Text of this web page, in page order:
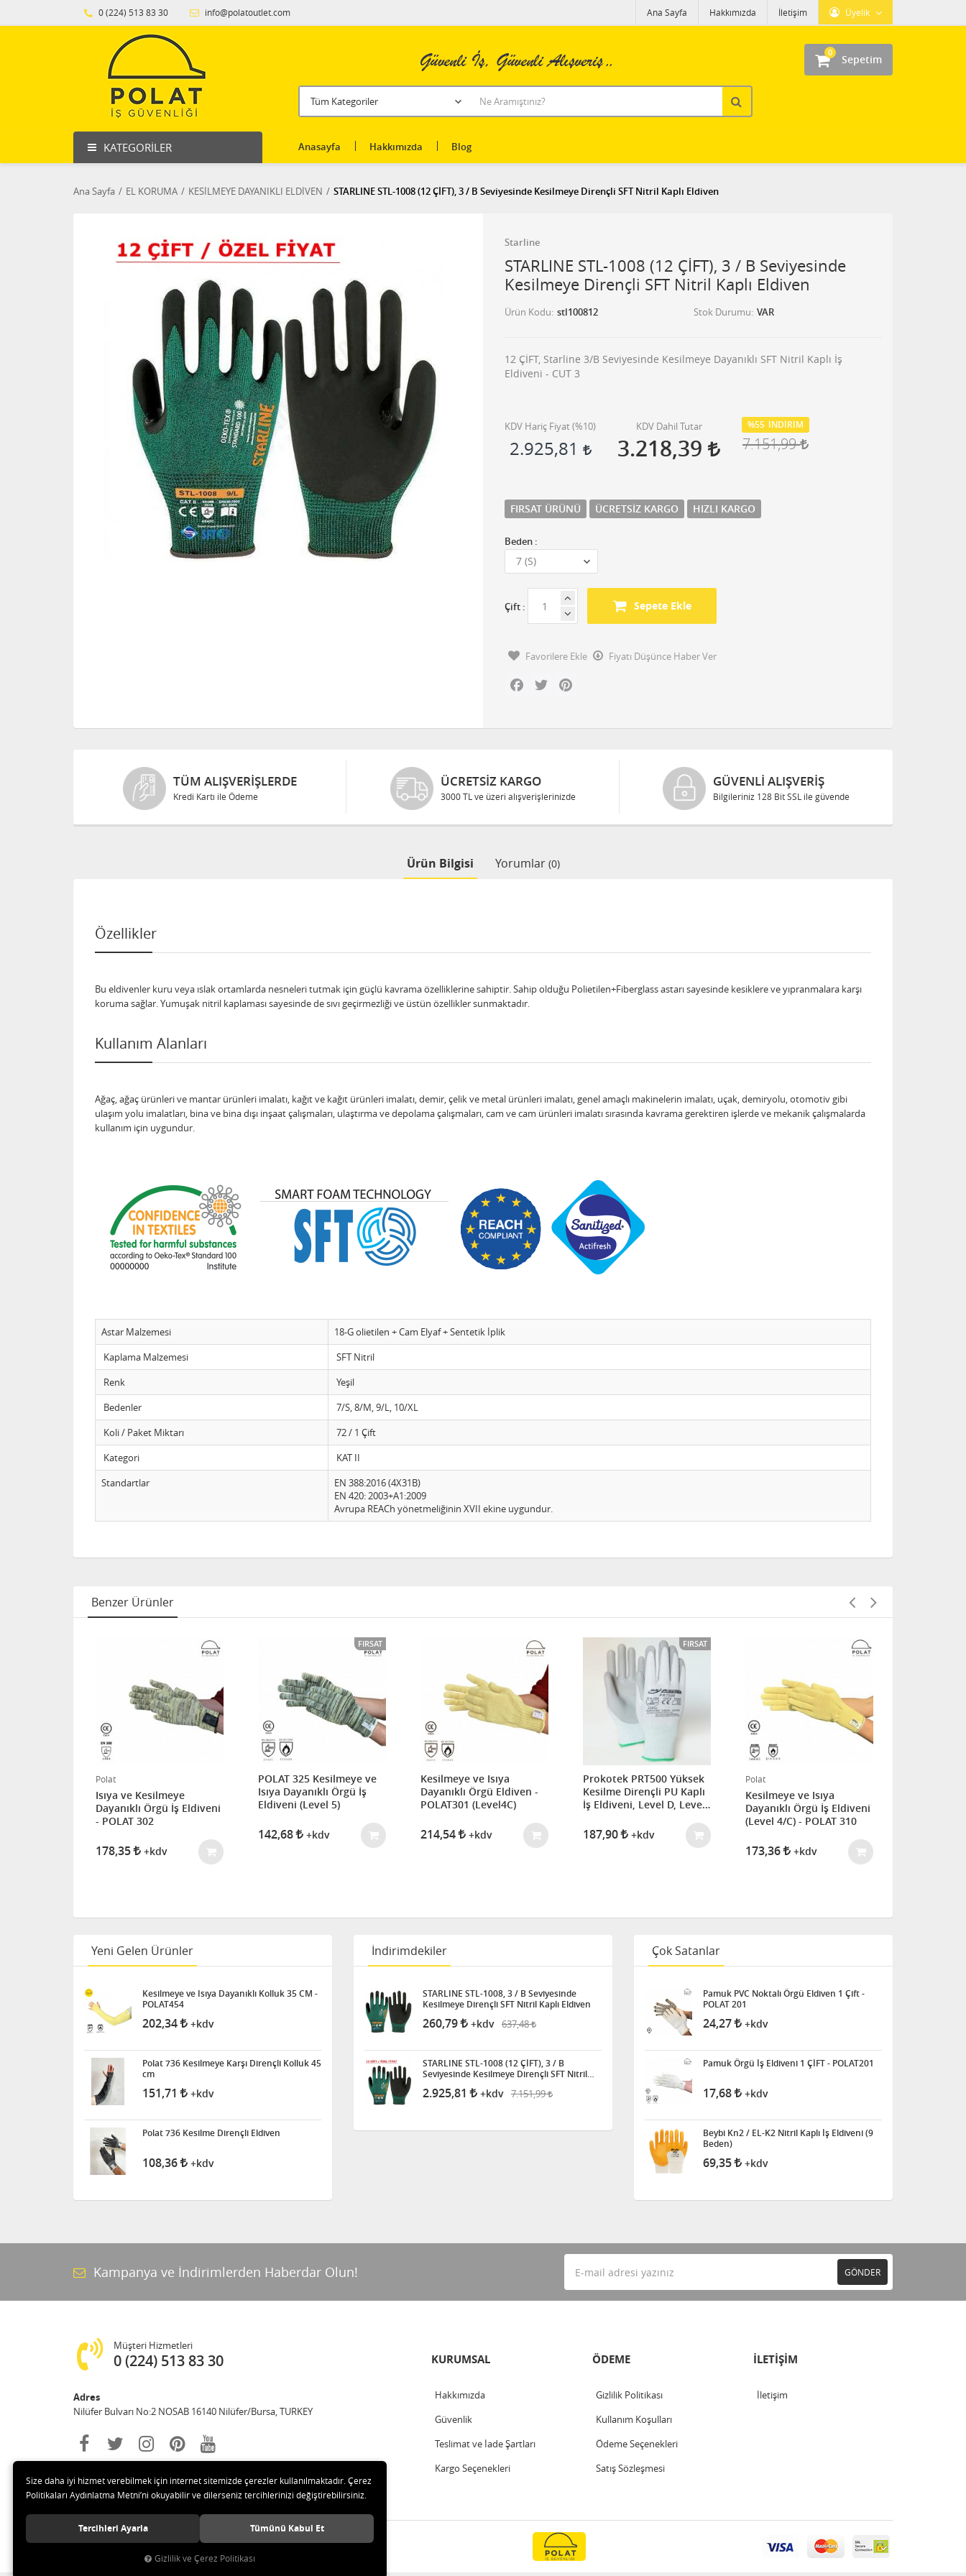
0 (224) 513 83 30 info@polatoutlet.com Üyelik
Ana Sayfa Hakkımızda İletişim
Sepetim
0
KATEGORILER Anasayfa Hakkımızda Blog
Ana Sayfa EL KORUMA KESİLMEYE DAYANIKLI ELDİVEN STARLINE STL-1008 (12 ÇİFT), 3 / B Seviyesinde Kesilmeye Dirençli SFT Nitril Kaplı Eldiven
Starline
STARLINE STL-1008 (12 ÇİFT), 3 / B Seviyesinde
Kesilmeye Dirençli SFT Nitril Kaplı Eldiven
Ürün Kodu stl100812 Stok Durumu VAR
12 ÇİFT, Starline 3/B Seviyesinde Kesilmeye Dayanıklı SFT Nitril Kaplı İş
Eldiveni - CUT 3
KDV Hariç Fiyat (%10)
2.925,81
KDV Dahil Tutar
3.218,39
%55 İNDIRIM
7.151,99
FIRSAT ÜRÜNÜ ÜCRETSIZ KARGO HIZLI KARGO
Beden :
Çift : Sepete Ekle
Favorilere Ekle
Fiyatı Düşünce Haber Ver
Facebook
Twitter
TÜM ALIŞVERIŞLERDE
Kredi Kartı ile Ödeme
ÜCRETSIZ KARGO
3000 TL ve üzeri alışverişlerinizde
GÜVENLI ALIŞVERIŞ
Bilgileriniz 128 Bit SSL ile güvende
Ürün Bilgisi Yorumlar (0)
Özellikler
Bu eldivenler kuru veya ıslak ortamlarda nesneleri tutmak için güçlü kavrama özelliklerine sahiptir. Sahip olduğu Polietilen+Fiberglass astarı sayesinde kesiklere ve yıpranmalara karşı
koruma sağlar. Yumuşak nitril kaplaması sayesinde de sıvı geçirmezliği ve üstün özellikler sunmaktadır.
Kullanım Alanları
Ağaç, ağaç ürünleri ve mantar ürünleri imalatı, kağıt ve kağıt ürünleri imalatı, demir, çelik ve metal ürünleri imalatı, genel amaçlı makinelerin imalatı, uçak, demiryolu, otomotiv gibi
ulaşım yolu imalatları, bina ve bina dışı inşaat çalışmaları, ulaştırma ve depolama çalışmaları, cam ve cam ürünleri imalatı sırasında kavrama gerektiren işlerde ve mekanik çalışmalarda
kullanım için uygundur.
Astar Malzemesi
18-G olietilen + Cam Elyaf + Sentetik İplik
Kaplama Malzemesi
SFT Nitril
Renk
Yeşil
Bedenler
7/S, 8/M, 9/L, 10/XL
Koli / Paket Miktarı
72 / 1 Çift
Kategori
KAT II
Standartlar
EN 388:2016 (4X31B)
EN 420: 2003+A1:2009
Avrupa REACh yönetmeliğinin XVII ekine uygundur.
Benzer Ürünler
Polat
Isıya ve Kesilmeye
Dayanıklı Örgü İş Eldiveni
- POLAT 302
178,35 +kdv
FIRSAT
POLAT 325 Kesilmeye ve
Isıya Dayanıklı Örgü İş
Eldiveni (Level 5)
142,68 +kdv
Kesilmeye ve Isıya
Dayanıklı Örgü Eldiven -
POLAT301 (Level4C)
214,54 +kdv
FIRSAT
Prokotek PRT500 Yüksek
Kesilme Dirençli PU Kaplı
İş Eldiveni, Level D, Level
187,90 +kdv
Polat
Kesilmeye ve Isıya
Dayanıklı Örgü İş Eldiveni
(Level 4/C) - POLAT 310
173,36 +kdv
Yeni Gelen Ürünler
Kesilmeye ve Isıya Dayanıklı Kolluk 35 CM -
POLAT454
202,34 +kdv
Polat 736 Kesilmeye Karşı Dirençli Kolluk 45
cm
151,71 +kdv
Polat 736 Kesilme Dirençli Eldiven
108,36 +kdv
İndirimdekiler
STARLINE STL-1008, 3 / B Seviyesinde
Kesilmeye Dirençli SFT Nitril Kaplı Eldiven
260,79 +kdv 637,48
STARLINE STL-1008 (12 ÇİFT), 3 / B
Seviyesinde Kesilmeye Dirençli SFT Nitril
2.925,81 +kdv 7.151,99
Çok Satanlar
Pamuk PVC Noktalı Örgü Eldiven 1 Çift -
POLAT 201
24,27 +kdv
Pamuk Örgü İş Eldiveni 1 ÇİFT - POLAT201
17,68 +kdv
Beybi Kn2 / EL-K2 Nitril Kaplı İş Eldiveni (9
Beden)
69,35 +kdv
Kampanya ve İndirimlerden Haberdar Olun! GÖNDER
Müşteri Hizmetleri
0 (224) 513 83 30
Adres
Nilüfer Bulvarı No:2 NOSAB 16140 Nilüfer/Bursa, TURKEY
KURUMSAL
Hakkımızda
Güvenlik
Teslimat ve İade Şartları
Kargo Seçenekleri
ÖDEME
Gizlilik Politikası
Kullanım Koşulları
Ödeme Seçenekleri
Satış Sözleşmesi
İLETİŞİM
İletişim
© 2020 Polat İş Güvenliği Malz. San. Tic. Ltd. Şti. Tüm hakları saklıdır.
Size daha iyi hizmet verebilmek için internet sitemizde çerezler kullanılmaktadır. Çerez
Politikaları Aydınlatma Metni’ni okuyabilir ve dilerseniz tercihlerinizi değiştirebilirsiniz.
Tercihleri Ayarla Tümünü Kabul Et
Gizlilik ve Çerez Politikası